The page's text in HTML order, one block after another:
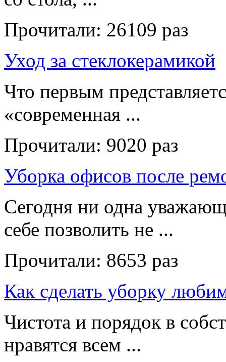
Прочитали: 26109 раз
Уход за стеклокерамикой
Что первым
«современная ...
Прочитали: 9020 раз
Уборка офисов после
Сегодня ни одна
себе позволить не ...
Прочитали: 8653 раз
Как сделать уборку
Чистота и порядок в
нравятся всем ...